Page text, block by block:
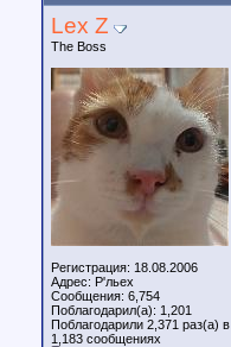
Lex Z
The Boss
Регистрация: 18.08.2006
Адрес: Р'льех
Сообщения: 6,754
Поблагодарил(а): 1,201
Поблагодарили 2,371 раз(а) в
1,183 сообщениях